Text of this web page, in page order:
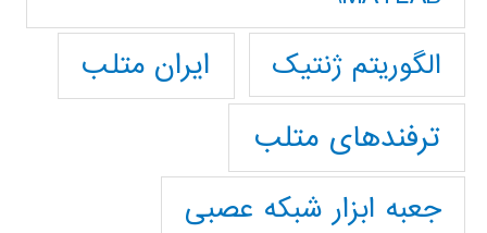
الگوریتم ژنتیک
ایران متلب
ترفندهای متلب
جعبه ابزار شبکه عصبی